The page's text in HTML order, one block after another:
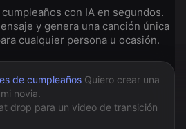
con IA en segundos.
y genera una canción única
cualquier persona u ocasión.
de cumpleaños